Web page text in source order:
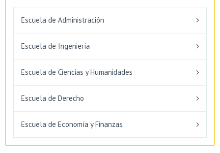
Escuela de Administración
Escuela de Ingeniería
Escuela de Ciencias y Humanidades
Escuela de Derecho
Escuela de Economía y Finanzas